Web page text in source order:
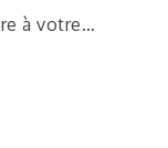
à votre…